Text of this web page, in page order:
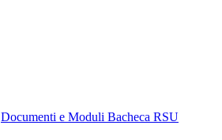
Documenti e Moduli Bacheca RSU